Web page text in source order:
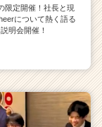
限定開催！社長と現
について熱く語る
明会開催！